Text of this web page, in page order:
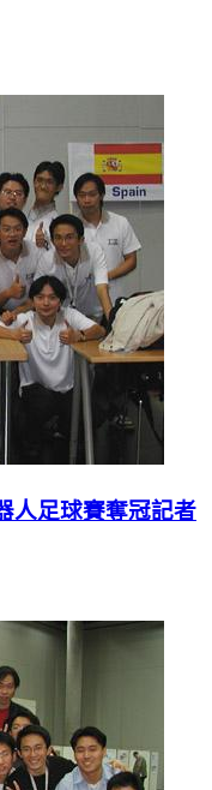
人足球賽奪冠記者